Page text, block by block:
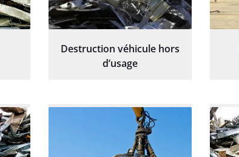
Destruction véhicule hors
d’usage